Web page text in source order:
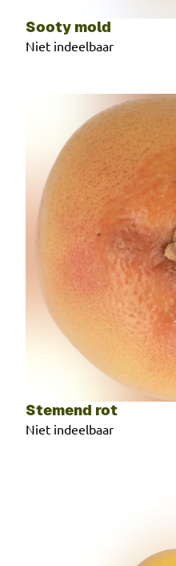
Sooty mold
Niet indeelbaar
Stemend rot
Niet indeelbaar